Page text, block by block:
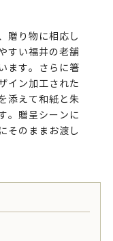
贈り物に相応し
すい福井の老舗
ます。さらに箸
イン加工された
添えて和紙と朱
。贈呈シーンに
そのままお渡し